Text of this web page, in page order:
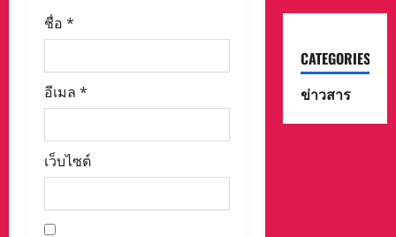
ชื่อ *
อีเมล *
เว็บไซต์
CATEGORIES
ข่าวสาร